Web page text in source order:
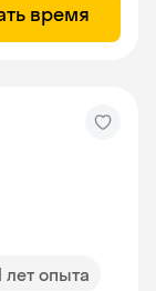
время
лет опыта